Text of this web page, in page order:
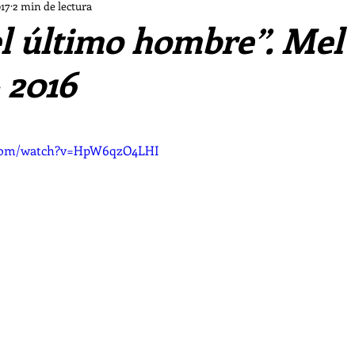
a las Afueras
María de las Afueras
último hombre”. Mel
2 min de lectura
watch?v=HpW6qzO4LHI